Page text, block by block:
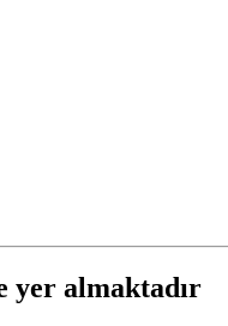
yer almaktadır